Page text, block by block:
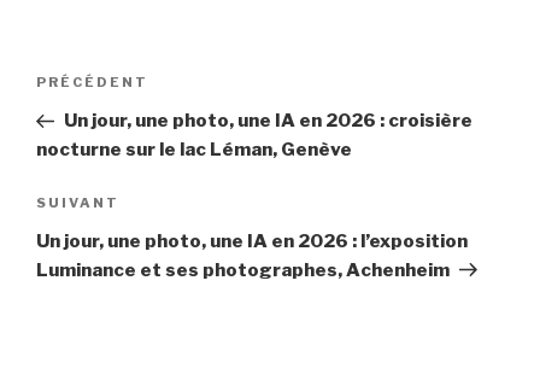
Navigation
l’article
Article
précédent
PRÉCÉDENT
Un jour, une photo, une IA en 2026 : croisière
nocturne sur le lac Léman, Genève
Article
suivant
SUIVANT
Un jour, une photo, une IA en 2026 : l’exposition
Luminance et ses photographes, Achenheim